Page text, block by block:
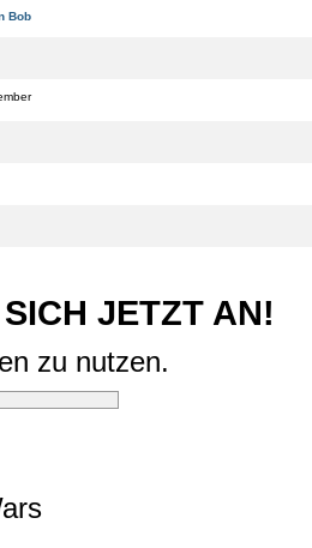
Bob
JETZT AN!
zu nutzen.